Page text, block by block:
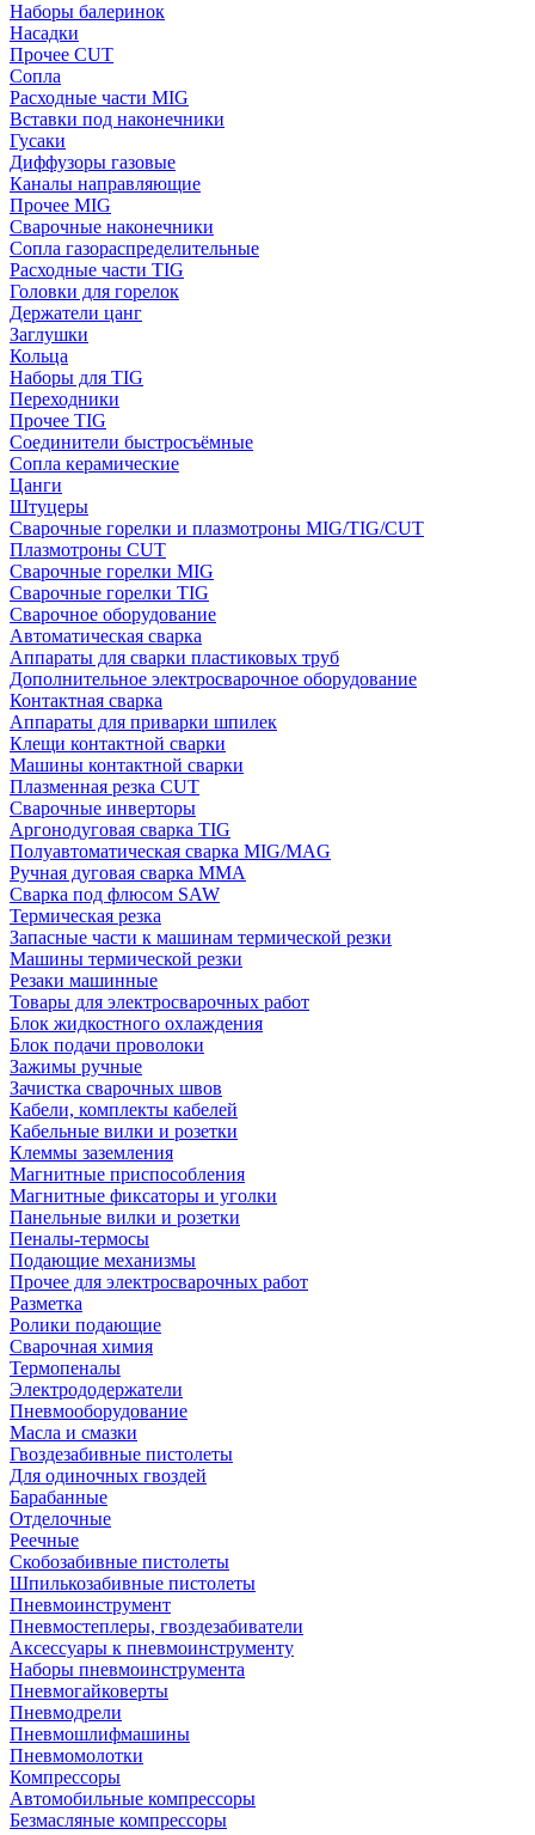
Наборы балеринок
Насадки
Прочее CUT
Сопла
Расходные части MIG
Вставки под наконечники
Гусаки
Диффузоры газовые
Каналы направляющие
Прочее MIG
Сварочные наконечники
Сопла газораспределительные
Расходные части TIG
Головки для горелок
Держатели цанг
Заглушки
Кольца
Наборы для TIG
Переходники
Прочее TIG
Соединители быстросъёмные
Сопла керамические
Цанги
Штуцеры
Сварочные горелки и плазмотроны MIG/TIG/CUT
Плазмотроны CUT
Сварочные горелки MIG
Сварочные горелки TIG
Сварочное оборудование
Автоматическая сварка
Аппараты для сварки пластиковых труб
Дополнительное электросварочное оборудование
Контактная сварка
Аппараты для приварки шпилек
Клещи контактной сварки
Машины контактной сварки
Плазменная резка CUT
Сварочные инверторы
Аргонодуговая сварка TIG
Полуавтоматическая сварка MIG/MAG
Ручная дуговая сварка MMA
Сварка под флюсом SAW
Термическая резка
Запасные части к машинам термической резки
Машины термической резки
Резаки машинные
Товары для электросварочных работ
Блок жидкостного охлаждения
Блок подачи проволоки
Зажимы ручные
Зачистка сварочных швов
Кабели, комплекты кабелей
Кабельные вилки и розетки
Клеммы заземления
Магнитные приспособления
Магнитные фиксаторы и уголки
Панельные вилки и розетки
Пеналы-термосы
Подающие механизмы
Прочее для электросварочных работ
Разметка
Ролики подающие
Сварочная химия
Термопеналы
Электрододержатели
Пневмооборудование
Масла и смазки
Гвоздезабивные пистолеты
Для одиночных гвоздей
Барабанные
Отделочные
Реечные
Скобозабивные пистолеты
Шпилькозабивные пистолеты
Пневмоинструмент
Пневмостеплеры, гвоздезабиватели
Аксессуары к пневмоинструменту
Наборы пневмоинструмента
Пневмогайковерты
Пневмодрели
Пневмошлифмашины
Пневмомолотки
Компрессоры
Автомобильные компрессоры
Безмасляные компрессоры